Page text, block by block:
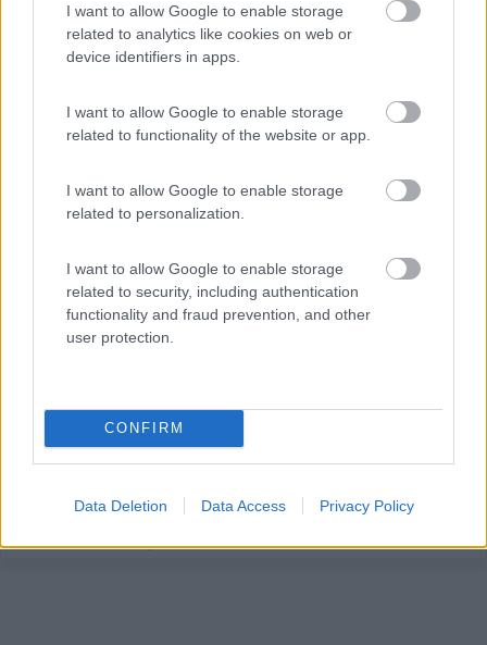
I want to allow Google to enable storage
related to analytics like cookies on web or
device identifiers in apps.
I want to allow Google to enable storage
related to functionality of the website or app.
I want to allow Google to enable storage
related to personalization.
I want to allow Google to enable storage
related to security, including authentication
functionality and fraud prevention, and other
user protection.
CONFIRM
Data Deletion Data Access Privacy Policy
Agriturismo Arangea
Punto sosta con 10 piazzole da 52mq dotate di